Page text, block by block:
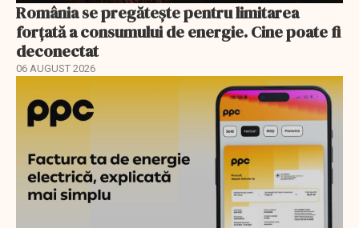
România se pregătește pentru limitarea
forțată a consumului de energie. Cine poate fi
deconectat
06 AUGUST 2026